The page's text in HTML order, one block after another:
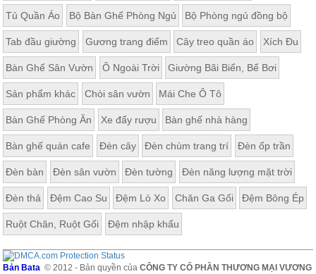
Tủ Quần Áo Bộ Bàn Ghế Phòng Ngủ Bộ Phòng ngủ đồng bộ
Tab đầu giường Gương trang điểm Cây treo quần áo Xích Đu
Bàn Ghế Sân Vườn Ô Ngoài Trời Giường Bãi Biển, Bể Bơi
Sản phẩm khác Chòi sân vườn Mái Che Ô Tô
Bàn Ghế Phòng Ăn Xe đẩy rượu Bàn ghế nhà hàng
Bàn ghế quán cafe Đèn cây Đèn chùm trang trí Đèn ốp trần
Đèn bàn Đèn sân vườn Đèn tường Đèn năng lượng mặt trời
Đèn thả Đệm Cao Su Đệm Lò Xo Chăn Ga Gối Đệm Bông Ép
Ruột Chăn, Ruột Gối Đệm nhập khẩu
Bản Bata © 2012 - Bản quyền củaCÔNG TY CỔ PHẦN THƯƠNG MẠI VƯƠNG